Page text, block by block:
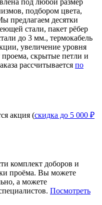
под любой размер
подбором цвета,
предлагаем десятки
стали, пакет рёбер
до 3 мм., термокабель
увеличение уровня
скрытые петли и
рассчитывается по
акция (скидка до 5 000 ₽
комплект доборов и
проёма. Вы можете
а можете
Посмотреть